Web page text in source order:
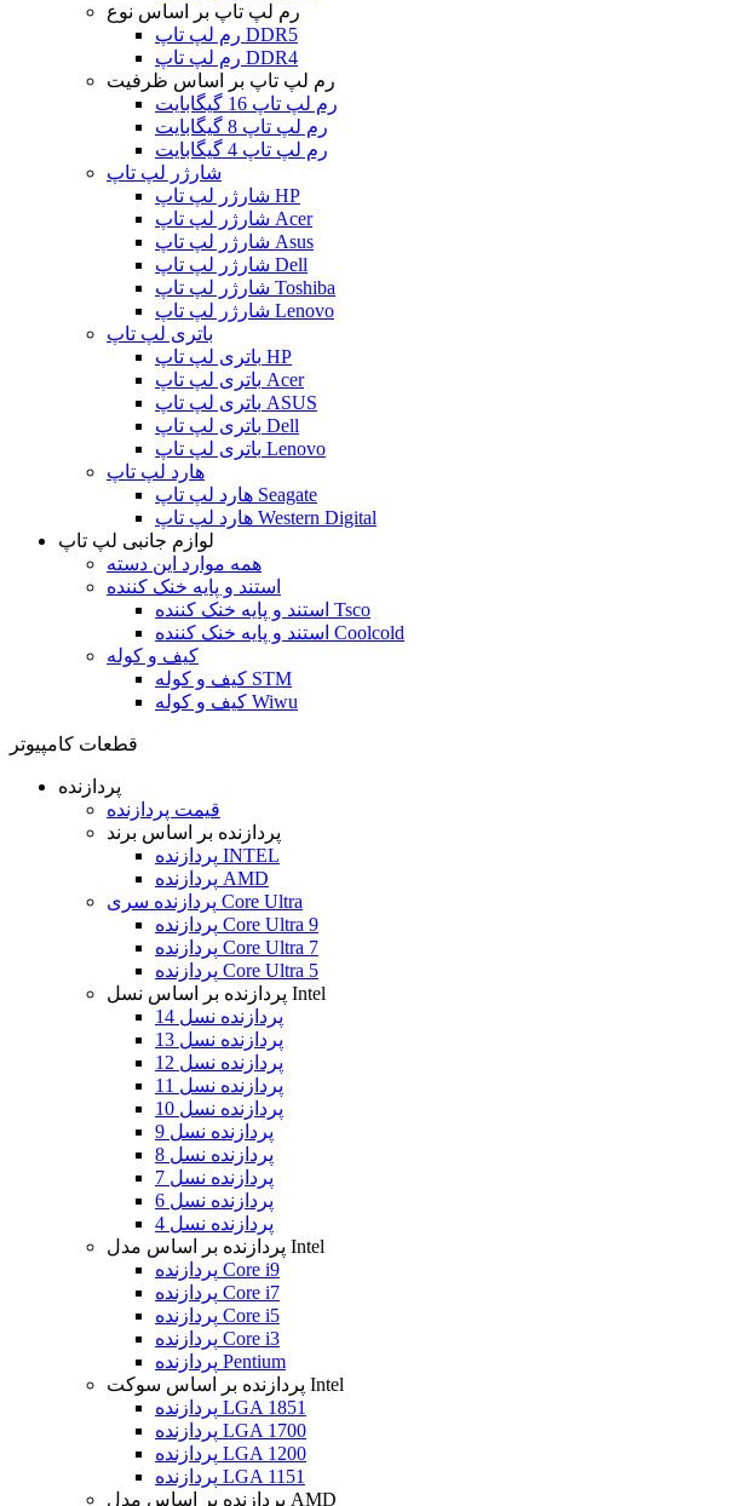
رم لپ تاپ بر اساس نوع
رم لپ تاپ DDR5
رم لپ تاپ DDR4
رم لپ تاپ بر اساس ظرفیت
رم لپ تاپ 16 گیگابایت
رم لپ تاپ 8 گیگابایت
رم لپ تاپ 4 گیگابایت
شارژر لپ تاپ
شارژر لپ تاپ HP
شارژر لپ تاپ Acer
شارژر لپ تاپ Asus
شارژر لپ تاپ Dell
شارژر لپ تاپ Toshiba
شارژر لپ تاپ Lenovo
باتری لپ تاپ
باتری لپ تاپ HP
باتری لپ تاپ Acer
باتری لپ تاپ ASUS
باتری لپ تاپ Dell
باتری لپ تاپ Lenovo
هارد لپ تاپ
هارد لپ تاپ Seagate
هارد لپ تاپ Western Digital
لوازم جانبی لپ تاپ
همه موارد این دسته
استند و پایه خنک کننده
استند و پایه خنک کننده Tsco
استند و پایه خنک کننده Coolcold
کیف و کوله
کیف و کوله STM
کیف و کوله Wiwu
قطعات کامپیوتر
پردازنده
قیمت پردازنده
پردازنده بر اساس برند
پردازنده INTEL
پردازنده AMD
پردازنده سری Core Ultra
پردازنده Core Ultra 9
پردازنده Core Ultra 7
پردازنده Core Ultra 5
پردازنده بر اساس نسل Intel
پردازنده نسل 14
پردازنده نسل 13
پردازنده نسل 12
پردازنده نسل 11
پردازنده نسل 10
پردازنده نسل 9
پردازنده نسل 8
پردازنده نسل 7
پردازنده نسل 6
پردازنده نسل 4
پردازنده بر اساس مدل Intel
پردازنده Core i9
پردازنده Core i7
پردازنده Core i5
پردازنده Core i3
پردازنده Pentium
پردازنده بر اساس سوکت Intel
پردازنده LGA 1851
پردازنده LGA 1700
پردازنده LGA 1200
پردازنده LGA 1151
پردازنده بر اساس مدل AMD